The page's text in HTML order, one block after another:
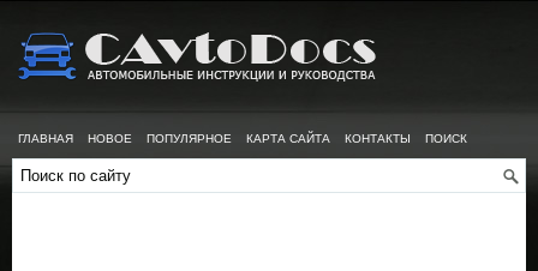
ГЛАВНАЯ НОВОЕ ПОПУЛЯРНОЕ КАРТА САЙТА КОНТАКТЫ ПОИСК